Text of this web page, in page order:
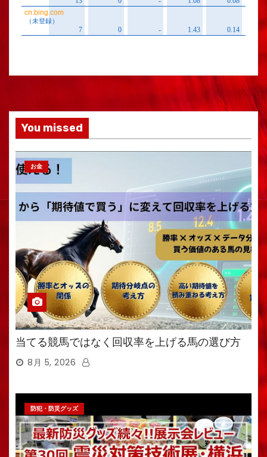
You missed
お金
当てる競馬ではなく回収率を上げる馬の選び方
8月 5, 2026
防犯・防災グッズ